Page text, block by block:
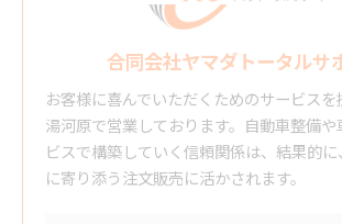
合同会社ヤマダトータルサ
お客様に喜んでいただくためのサービス
湯河原で営業しております。自動車整備
ビスで構築していく信頼関係は、結果的
に寄り添う注文販売に活かされます。